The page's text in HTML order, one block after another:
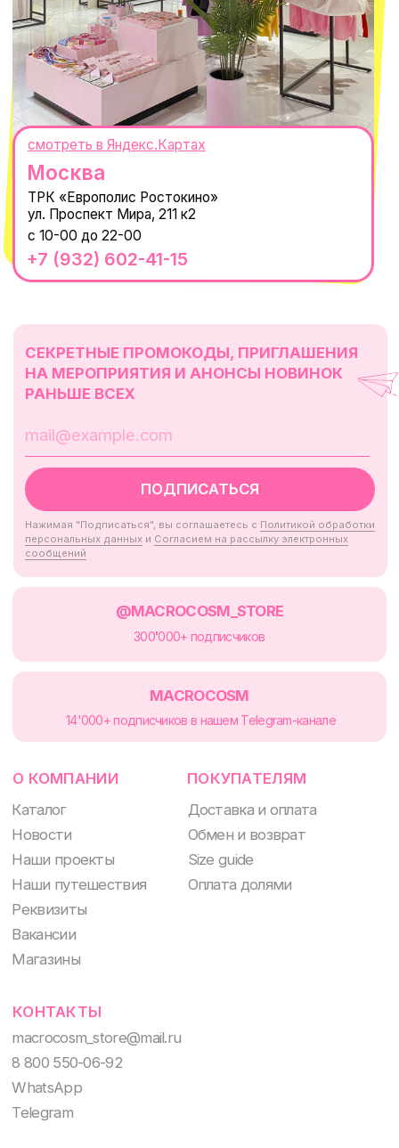
ИП Проворный Алексей Алексеевич
ИНН 667114098580
ОГРНИП 320665800076581
© 2021-2025 Macrocosm ®
Оферта
Пользовательское соглашение
Политика обработки персональных
данных